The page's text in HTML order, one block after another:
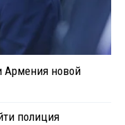
Армения новой
полиция